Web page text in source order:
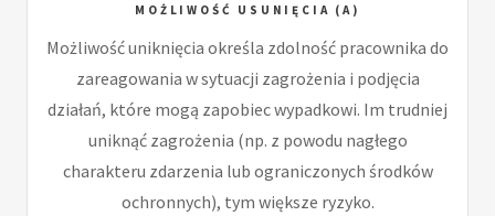
MOŻLIWOŚĆ USUNIĘCIA (A)
Możliwość uniknięcia określa zdolność pracownika do
zareagowania w sytuacji zagrożenia i podjęcia
działań, które mogą zapobiec wypadkowi. Im trudniej
uniknąć zagrożenia (np. z powodu nagłego
charakteru zdarzenia lub ograniczonych środków
ochronnych), tym większe ryzyko.